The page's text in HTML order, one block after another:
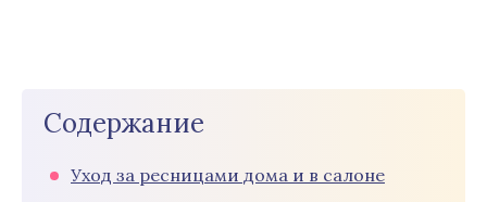
Содержание
Уход за ресницами дома и в салоне